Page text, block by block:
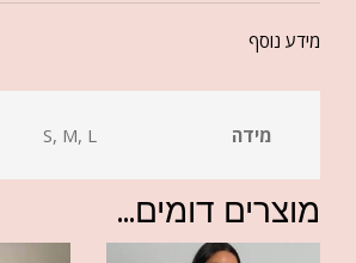
מידע נוסף
מידה S, M, L
מוצרים דומים...